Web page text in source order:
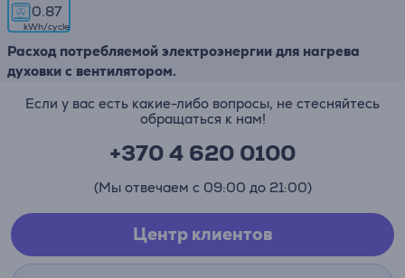
0.87
kWh/cycle
Расход потребляемой электроэнергии для нагрева
духовки с вентилятором.
Если у вас есть какие-либо вопросы, не стесняйтесь
обращаться к нам!
+370 4 620 0100
(Мы отвечаем с 09:00 до 21:00)
Центр клиентов